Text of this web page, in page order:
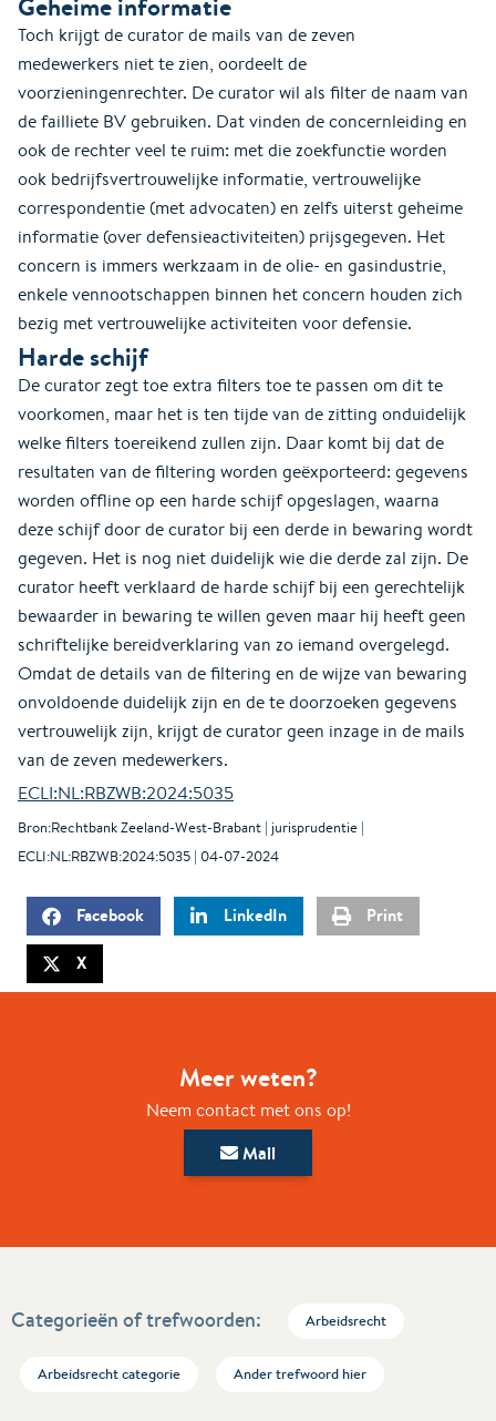
Toch krijgt de curator de mails van de zeven
medewerkers niet te zien, oordeelt de
voorzieningenrechter. De curator wil als filter de naam van
de failliete BV gebruiken. Dat vinden de concernleiding en
ook de rechter veel te ruim: met die zoekfunctie worden
ook bedrijfsvertrouwelijke informatie, vertrouwelijke
correspondentie (met advocaten) en zelfs uiterst geheime
informatie (over defensieactiviteiten) prijsgegeven. Het
concern is immers werkzaam in de olie- en gasindustrie,
enkele vennootschappen binnen het concern houden zich
bezig met vertrouwelijke activiteiten voor defensie.
Harde schijf
De curator zegt toe extra filters toe te passen om dit te
voorkomen, maar het is ten tijde van de zitting onduidelijk
welke filters toereikend zullen zijn. Daar komt bij dat de
resultaten van de filtering worden geëxporteerd: gegevens
worden offline op een harde schijf opgeslagen, waarna
deze schijf door de curator bij een derde in bewaring wordt
gegeven. Het is nog niet duidelijk wie die derde zal zijn. De
curator heeft verklaard de harde schijf bij een gerechtelijk
bewaarder in bewaring te willen geven maar hij heeft geen
schriftelijke bereidverklaring van zo iemand overgelegd.
Omdat de details van de filtering en de wijze van bewaring
onvoldoende duidelijk zijn en de te doorzoeken gegevens
vertrouwelijk zijn, krijgt de curator geen inzage in de mails
van de zeven medewerkers.
ECLI:NL:RBZWB:2024:5035
Bron:Rechtbank Zeeland-West-Brabant | jurisprudentie |
ECLI:NL:RBZWB:2024:5035 | 04-07-2024
Facebook LinkedIn Print
X
Meer weten?
Neem contact met ons op!
Mail
Categorieën of trefwoorden: Arbeidsrecht
Arbeidsrecht categorie Ander trefwoord hier